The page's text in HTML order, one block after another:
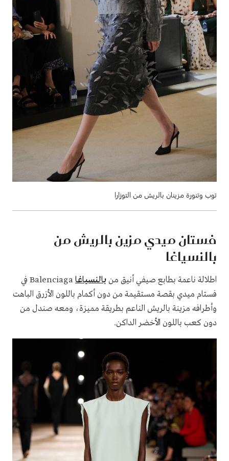
توب وتنورة مزينان بالريش من التوزارا
فستان ميدي مزين بالريش من
بالنسياغا
اطلالة ناعمة بطابع صيفي أنيق منبالنسياغا
Balenciaga في
فستام ميدي بقصة مستقيمة من دون أكمام باللون الأزرق الباهت
وأطرافه مزينة بالريش الناعم بطريقة مميزة، ومعه صندل من
دون كعب باللون الأخضر الداكن.